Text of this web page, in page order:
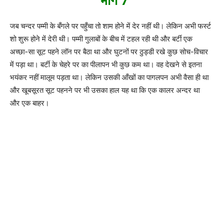
जब चन्दर पम्मी के बँगले पर पहुँचा तो शाम होने में देर नहीं थी। लेकिन अभी फर्स्ट
शो शुरू होने में देरी थी। पम्मी गुलाबों के बीच में टहल रही थी और बर्टी एक
अच्छा-सा सूट पहने लॉन पर बैठा था और घुटनों पर ठुड्डी रखे कुछ सोच-विचार
में पड़ा था। बर्टी के चेहरे पर का पीलापन भी कुछ कम था। वह देखने से इतना
भयंकर नहीं मालूम पड़ता था। लेकिन उसकी आँखों का पागलपन अभी वैसा ही था
और खूबसूरत सूट पहनने पर भी उसका हाल यह था कि एक कालर अन्दर था
और एक बाहर।